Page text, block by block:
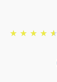
★ ★ ★ ★ ★